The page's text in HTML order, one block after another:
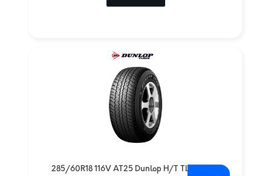
285/60R18 116V AT25 Dunlop H/T TL BLK JAP